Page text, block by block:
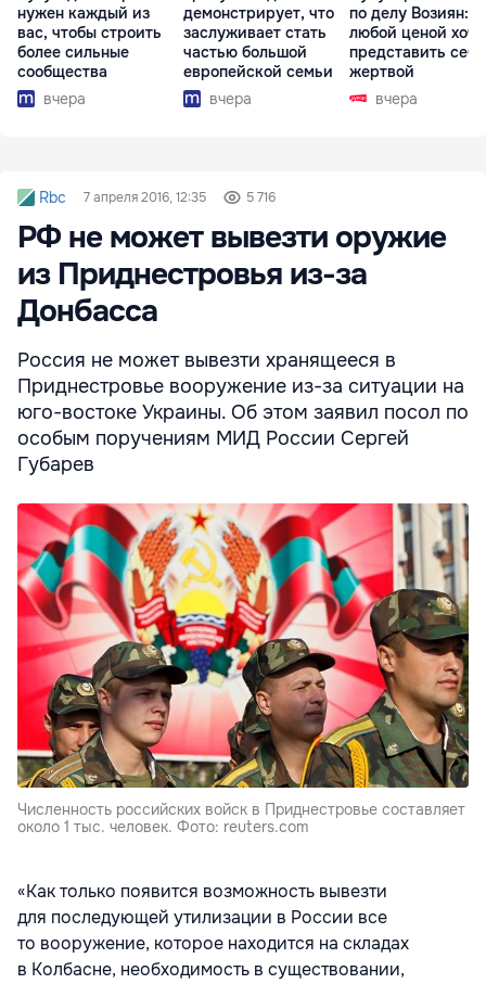
нужен каждый из
вас, чтобы строить
более сильные
сообщества
вчера
демонстрирует, что
заслуживает стать
частью большой
европейской семьи
вчера
по делу Возиян:
любой ценой
представить себя
жертвой
вчера
Rbc 7 апреля 2016, 12:35 5 716
РФ не может вывезти оружие
из Приднестровья из-за
Донбасса
Россия не может вывезти хранящееся в
Приднестровье вооружение из-за ситуации на
юго-востоке Украины. Об этом заявил посол по
особым поручениям МИД России Сергей
Губарев
Численность российских войск в Приднестровье составляет
около 1 тыс. человек. Фото: reuters.com
«Как только появится возможность вывезти
для последующей утилизации в России все
то вооружение, которое находится на складах
в Колбасне, необходимость в существовании,